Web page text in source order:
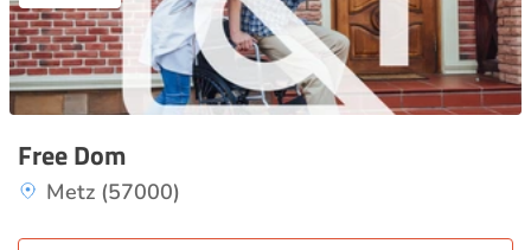
Free Dom
Metz (57000)